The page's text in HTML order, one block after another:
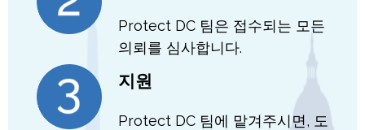
Protect DC 팀은 접수되는 모든
의뢰를 심사합니다.
지원
Protect DC 팀에 맡겨주시면, 도